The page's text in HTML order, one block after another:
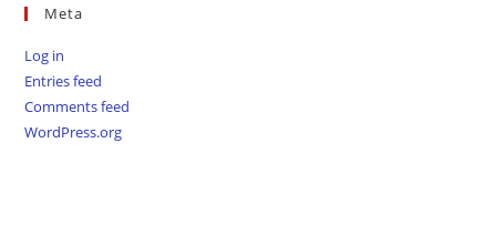
Meta
Log in
Entries feed
Comments feed
WordPress.org